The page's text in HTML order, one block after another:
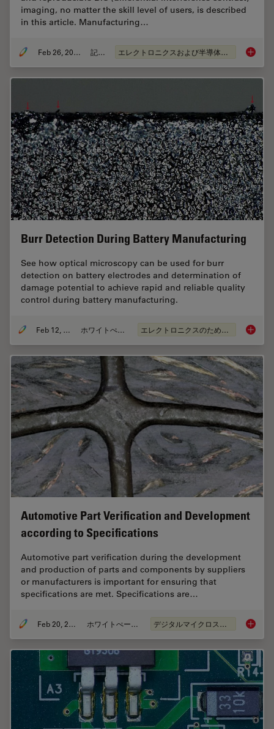
imaging, no matter the skill level of users, is described
in this article. Manufacturing…
Feb 26, 2026 記事 エレクトロニクスおよび半導体産業 6-Inch
Burr Detection During Battery Manufacturing
See how optical microscopy can be used for burr
detection on battery electrodes and determination of
damage potential to achieve rapid and reliable quality
control during battery manufacturing.
Feb 12, 2026 ホワイトぺーパー エレクトロニクスのための断面解析 Burr
Automotive Part Verification and Development
according to Specifications
Automotive part verification during the development
and production of parts and components by suppliers
or manufacturers is important for ensuring that
specifications are met. Specifications are…
Feb 20, 2025 ホワイトぺーパー デジタルマイクロスコープ